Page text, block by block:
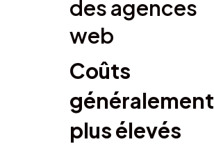
des agences
web
Coûts
généralement
plus élevés